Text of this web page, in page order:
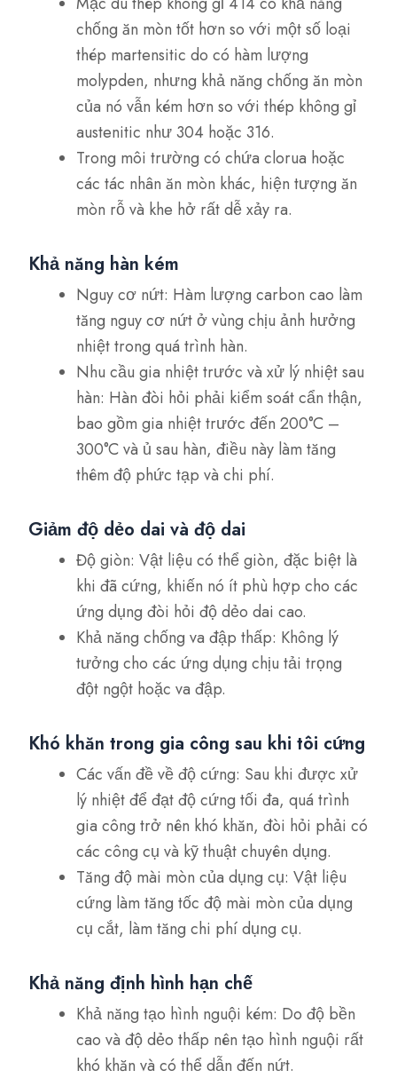
chống ăn mòn tốt hơn so với một số loại
thép martensitic do có hàm lượng
molypden, nhưng khả năng chống ăn mòn
của nó vẫn kém hơn so với thép không gỉ
austenitic như 304 hoặc 316.
Trong môi trường có chứa clorua hoặc
các tác nhân ăn mòn khác, hiện tượng ăn
mòn rỗ và khe hở rất dễ xảy ra.
Khả năng hàn kém
Nguy cơ nứt: Hàm lượng carbon cao làm
tăng nguy cơ nứt ở vùng chịu ảnh hưởng
nhiệt trong quá trình hàn.
Nhu cầu gia nhiệt trước và xử lý nhiệt sau
hàn: Hàn đòi hỏi phải kiểm soát cẩn thận,
bao gồm gia nhiệt trước đến 200°C –
300°C và ủ sau hàn, điều này làm tăng
thêm độ phức tạp và chi phí.
Giảm độ dẻo dai và độ dai
Độ giòn: Vật liệu có thể giòn, đặc biệt là
khi đã cứng, khiến nó ít phù hợp cho các
ứng dụng đòi hỏi độ dẻo dai cao.
Khả năng chống va đập thấp: Không lý
tưởng cho các ứng dụng chịu tải trọng
đột ngột hoặc va đập.
Khó khăn trong gia công sau khi tôi cứng
Các vấn đề về độ cứng: Sau khi được xử
lý nhiệt để đạt độ cứng tối đa, quá trình
gia công trở nên khó khăn, đòi hỏi phải có
các công cụ và kỹ thuật chuyên dụng.
Tăng độ mài mòn của dụng cụ: Vật liệu
cứng làm tăng tốc độ mài mòn của dụng
cụ cắt, làm tăng chi phí dụng cụ.
Khả năng định hình hạn chế
Khả năng tạo hình nguội kém: Do độ bền
cao và độ dẻo thấp nên tạo hình nguội rất
khó khăn và có thể dẫn đến nứt.